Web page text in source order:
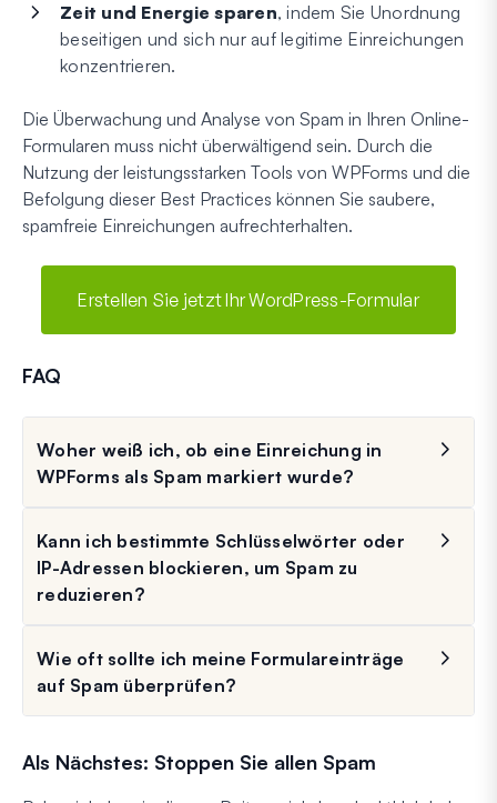
Zeit und Energie sparen, indem Sie Unordnung
beseitigen und sich nur auf legitime Einreichungen
konzentrieren.
Die Überwachung und Analyse von Spam in Ihren Online-
Formularen muss nicht überwältigend sein. Durch die
Nutzung der leistungsstarken Tools von WPForms und die
Befolgung dieser Best Practices können Sie saubere,
spamfreie Einreichungen aufrechterhalten.
Erstellen Sie jetzt Ihr WordPress-Formular
FAQ
Woher weiß ich, ob eine Einreichung in
WPForms als Spam markiert wurde?
Kann ich bestimmte Schlüsselwörter oder
IP-Adressen blockieren, um Spam zu
reduzieren?
Wie oft sollte ich meine Formulareinträge
auf Spam überprüfen?
Als Nächstes: Stoppen Sie allen Spam